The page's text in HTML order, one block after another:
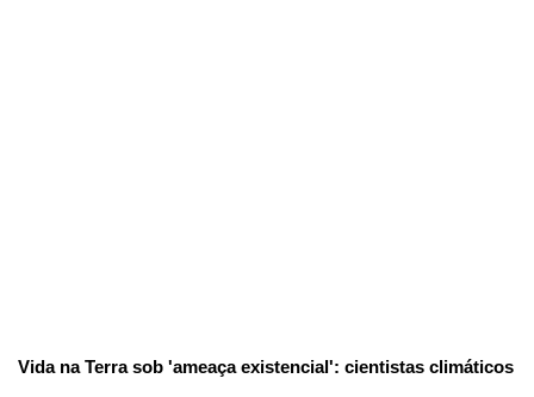
Vida na Terra sob 'ameaça existencial': cientistas climáticos